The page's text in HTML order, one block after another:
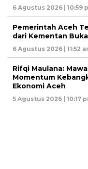
6 Agustus 2026 | 10:59
Pemerintah Aceh
dari Kementan
6 Agustus 2026 | 11:52
Rifqi Maulana:
Momentum
Ekonomi Aceh
5 Agustus 2026 | 10:17